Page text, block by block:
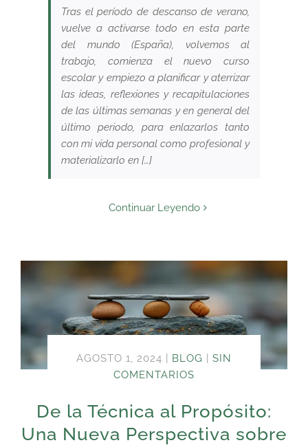
Tras el período de descanso de verano,
vuelve a activarse todo en esta parte
del mundo (España), volvemos al
trabajo, comienza el nuevo curso
escolar y empiezo a planificar y aterrizar
las ideas, reflexiones y recapitulaciones
de las últimas semanas y en general del
último periodo, para enlazarlos tanto
con mi vida personal como profesional y
materializarlo en […]
Continuar Leyendo
AGOSTO 1, 2024 BLOG
SIN
COMENTARIOS
De la Técnica al Propósito:
Una Nueva Perspectiva sobre